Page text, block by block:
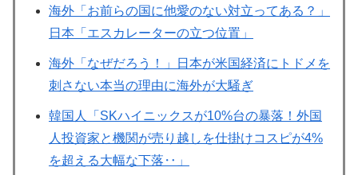
海外「お前らの国に他愛のない対立ってある？」
日本「エスカレーターの立つ位置」
海外「なぜだろう！」日本が米国経済にトドメを
刺さない本当の理由に海外が大騒ぎ
韓国人「SKハイニックスが10%台の暴落！外国
人投資家と機関が売り越しを仕掛けコスピが4%
を超える大幅な下落‥」